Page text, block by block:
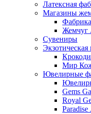
Латексная
Магазины
Жемчуг
Сувениры
Экзотическая
Мир
Ювелирные
Gems
Royal
Paradise